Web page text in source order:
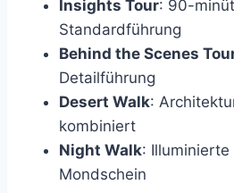
Insights Tour: 90-
Standardführung
Behind the Scenes
Detailführung
Desert Walk:
kombiniert
Night Walk:
Mondschein